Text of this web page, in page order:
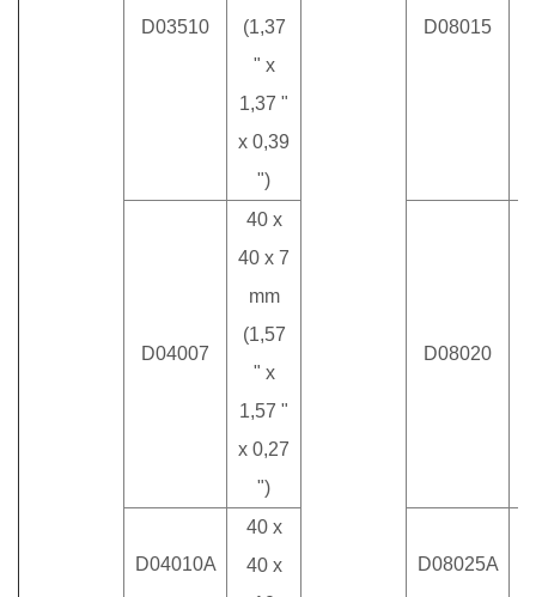
D03510
(1,37
" x
1,37 "
x 0,39
")
D08015
D04007
40 x
40 x 7
mm
(1,57
" x
1,57 "
x 0,27
")
D08020
D04010A
40 x
40 x
D08025A